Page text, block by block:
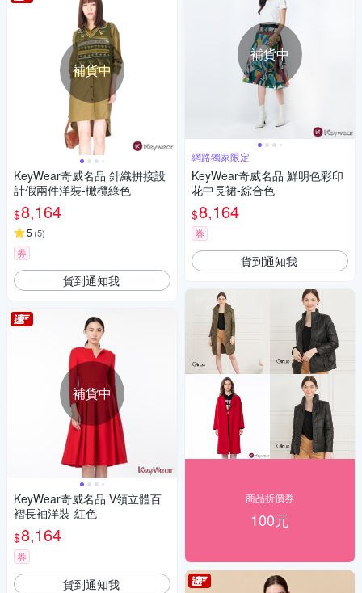
補貨中
KeyWear奇威名品 針織拼接設
計假兩件洋裝-橄欖綠色
$8,164
5 (5)
券
貨到通知我
補貨中
KeyWear奇威名品 V領立體百
褶長袖洋裝-紅色
$8,164
券
貨到通知我
補貨中
網路獨家限定
KeyWear奇威名品 鮮明色彩印
花中長裙-綜合色
$8,164
券
貨到通知我
商品折價券
100元